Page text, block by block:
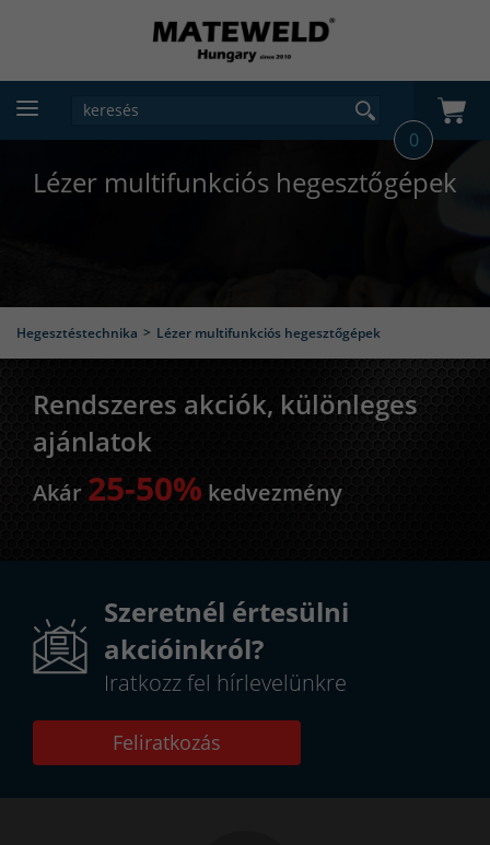
0
Lézer multifunkciós hegesztőgépek
Hegesztéstechnika Lézer multifunkciós hegesztőgépek
Rendszeres akciók, különleges
ajánlatok
Akár 25-50% kedvezmény
Szeretnél értesülni
akcióinkról?
Iratkozz fel hírlevelünkre
Feliratkozás